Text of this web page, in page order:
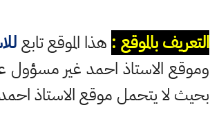
التعريف بالموقع : هذا الموقع تابع
وموقع الاستاذ احمد غير
بحيث لا يتحمل موقع الاستاذ